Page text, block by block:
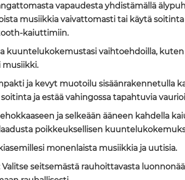
vapaudesta yhdistämällä
musiikkia vaivattomasti tai käytä
kaiuttimiin.
kuuntelukokemustasi vaihtoehdoilla,
musiikki.
ja kevyt muotoilu sisäänrakennetulla
ja estää vahingossa tapahtuvia
ja selkeään ääneen kahdella
poikkeuksellisen
monenlaista musiikkia ja uutisia.
seitsemästä rauhoittavasta